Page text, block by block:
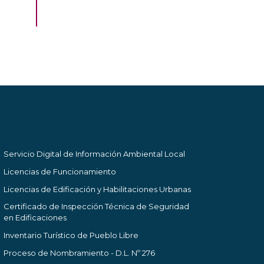
Servicio Digital de Información Ambiental Local
Licencias de Funcionamiento
Licencias de Edificación y Habilitaciones Urbanas
Certificado de Inspección Técnica de Seguridad
en Edificaciones
Inventario Turístico de Pueblo Libre
Proceso de Nombramiento - D.L. Nº 276